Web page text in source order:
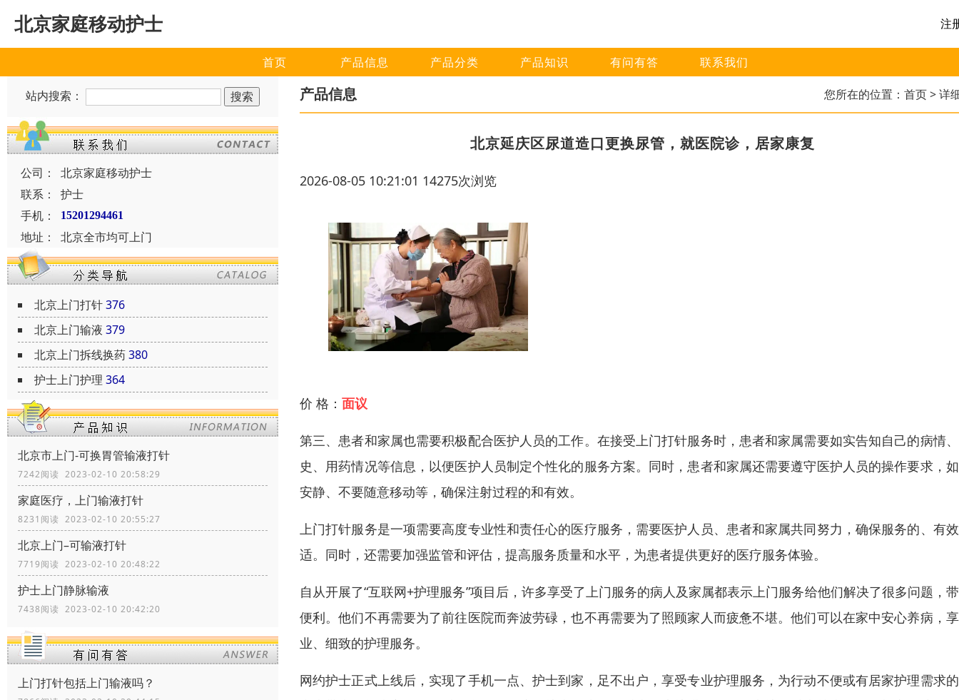
北京家庭移动护士 注
首页 产品信息 产品分类 产品知识 有问有答 联系我们
站内搜索：
公司：
北京家庭移动护士
联系：
护士
手机：
15201294461
地址： 北京全市均可上门
北京上门打针376
北京上门输液 379
北京上门拆线换药380
护士上门护理 364
北京市上门-可换胃管输液打针
7242阅读 2023-02-10 20:58:29
家庭医疗，上门输液打针
8231阅读 2023-02-10 20:55:27
北京上门–可输液打针
7719阅读 2023-02-10 20:48:22
护士上门静脉输液
7438阅读 2023-02-10 20:42:20
上门打针包括上门输液吗？
产品信息 您所在的位置： 首页> 详
北京延庆区尿道造口更换尿管，就医院诊，居家康复
2026-08-05 10:21:01 14275次浏览
价 格： 面议
第三、患者和家属也需要积极配合医护人员的工作。在接受上门打针服务时，患者和家属需要如实告知自己的病情
史、用药情况等信息，以便医护人员制定个性化的服务方案。同时，患者和家属还需要遵守医护人员的操作要求，
安静、不要随意移动等，确保注射过程的和有效。
上门打针服务是一项需要高度专业性和责任心的医疗服务，需要医护人员、患者和家属共同努力，确保服务的、有
适。同时，还需要加强监管和评估，提高服务质量和水平，为患者提供更好的医疗服务体验。
自从开展了“互联网+护理服务”项目后，许多享受了上门服务的病人及家属都表示上门服务给他们解决了很多问题，
便利。他们不再需要为了前往医院而奔波劳碌，也不再需要为了照顾家人而疲惫不堪。他们可以在家中安心养病，
业、细致的护理服务。
网约护士正式上线后，实现了手机一点、护士到家，足不出户，享受专业护理服务，为行动不便或有居家护理需求